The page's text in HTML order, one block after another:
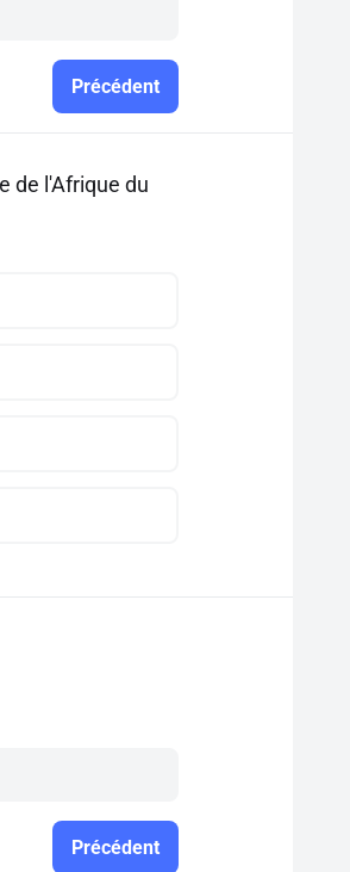
Précédent
de l'Afrique du
Précédent